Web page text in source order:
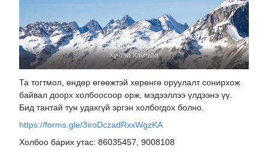
Та тогтмол, өндөр өгөөжтэй хөрөнгө оруулалт сонирхож
байвал доорх холбоосоор орж, мэдээллээ үлдээнэ үү.
Бид тантай тун удахгүй эргэн холбогдох болно.
https://forms.gle/3iroDczadRxxWgzKA
Холбоо барих утас: 86035457, 9008108